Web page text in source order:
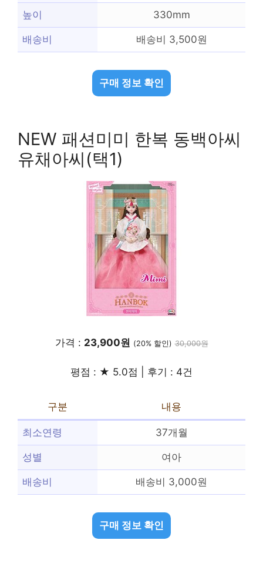
높이 330mm
배송비 배송비 3,500원
구매 정보 확인
NEW 패션미미 한복 동백아씨
유채아씨(택1)
가격 : 23,900원 (20% 할인) 30,000원
평점 : ★ 5.0점 | 후기 : 4건
구분 내용
최소연령 37개월
성별 여아
배송비 배송비 3,000원
구매 정보 확인